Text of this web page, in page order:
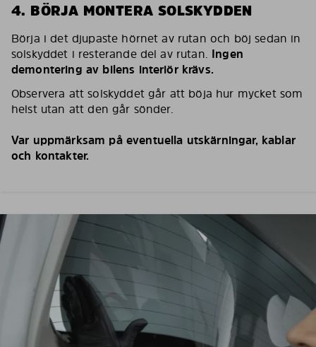
4. BÖRJA MONTERA SOLSKYDDEN
Börja i det djupaste hörnet av rutan och böj sedan in
solskyddet i resterande del av rutan. Ingen
demontering av bilens interiör krävs.
Observera att solskyddet går att böja hur mycket som
helst utan att den går sönder.
Var uppmärksam på eventuella utskärningar, kablar
och kontakter.